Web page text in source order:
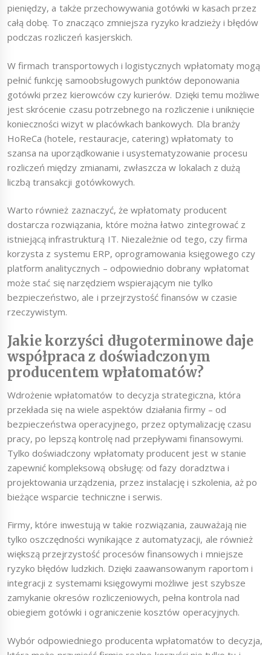
pieniędzy, a także przechowywania gotówki w kasach przez
całą dobę. To znacząco zmniejsza ryzyko kradzieży i błędów
podczas rozliczeń kasjerskich.
W firmach transportowych i logistycznych wpłatomaty mogą
pełnić funkcję samoobsługowych punktów deponowania
gotówki przez kierowców czy kurierów. Dzięki temu możliwe
jest skrócenie czasu potrzebnego na rozliczenie i uniknięcie
konieczności wizyt w placówkach bankowych. Dla branży
HoReCa (hotele, restauracje, catering) wpłatomaty to
szansa na uporządkowanie i usystematyzowanie procesu
rozliczeń między zmianami, zwłaszcza w lokalach z dużą
liczbą transakcji gotówkowych.
Warto również zaznaczyć, że wpłatomaty producent
dostarcza rozwiązania, które można łatwo zintegrować z
istniejącą infrastrukturą IT. Niezależnie od tego, czy firma
korzysta z systemu ERP, oprogramowania księgowego czy
platform analitycznych – odpowiednio dobrany wpłatomat
może stać się narzędziem wspierającym nie tylko
bezpieczeństwo, ale i przejrzystość finansów w czasie
rzeczywistym.
Jakie korzyści długoterminowe daje
współpraca z doświadczonym
producentem wpłatomatów?
Wdrożenie wpłatomatów to decyzja strategiczna, która
przekłada się na wiele aspektów działania firmy – od
bezpieczeństwa operacyjnego, przez optymalizację czasu
pracy, po lepszą kontrolę nad przepływami finansowymi.
Tylko doświadczony wpłatomaty producent jest w stanie
zapewnić kompleksową obsługę: od fazy doradztwa i
projektowania urządzenia, przez instalację i szkolenia, aż po
bieżące wsparcie techniczne i serwis.
Firmy, które inwestują w takie rozwiązania, zauważają nie
tylko oszczędności wynikające z automatyzacji, ale również
większą przejrzystość procesów finansowych i mniejsze
ryzyko błędów ludzkich. Dzięki zaawansowanym raportom i
integracji z systemami księgowymi możliwe jest szybsze
zamykanie okresów rozliczeniowych, pełna kontrola nad
obiegiem gotówki i ograniczenie kosztów operacyjnych.
Wybór odpowiedniego producenta wpłatomatów to decyzja,